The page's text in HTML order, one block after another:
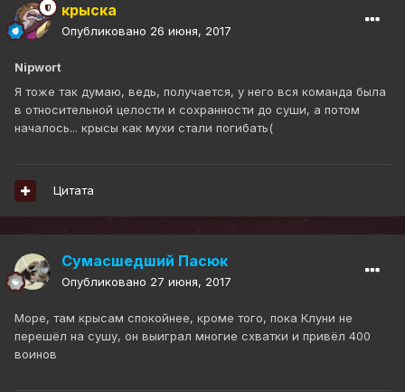
крыска
Опубликовано 26 июня, 2017
Nipwort
Я тоже так думаю, ведь, получается, у него вся команда была
в относительной целости и сохранности до суши, а потом
началось... крысы как мухи стали погибать(
Цитата
Сумасшедший Пасюк
Опубликовано 27 июня, 2017
Море, там крысам спокойнее, кроме того, пока Клуни не
перешёл на сушу, он выиграл многие схватки и привёл 400
воинов